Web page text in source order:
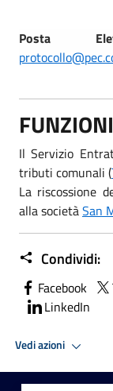
Posta
FUNZIONI
Il Servizio
tributi comunali (
La riscossione
alla societàSan
Condividi:
Facebook
LinkedIn
Vedi azioni